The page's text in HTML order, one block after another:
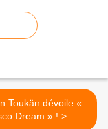
Toukän dévoile «
Disco Dream » ! >